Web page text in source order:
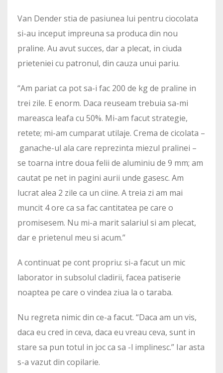
Van Dender stia de pasiunea lui pentru ciocolata
si-au inceput impreuna sa produca din nou
praline. Au avut succes, dar a plecat, in ciuda
prieteniei cu patronul, din cauza unui pariu.
“Am pariat ca pot sa-i fac 200 de kg de praline in
trei zile. E enorm. Daca reuseam trebuia sa-mi
mareasca leafa cu 50%. Mi-am facut strategie,
retete; mi-am cumparat utilaje. Crema de cicolata –
ganache-ul ala care reprezinta miezul pralinei –
se toarna intre doua felii de aluminiu de 9 mm; am
cautat pe net in pagini aurii unde gasesc. Am
lucrat alea 2 zile ca un ciine. A treia zi am mai
muncit 4 ore ca sa fac cantitatea pe care o
promisesem. Nu mi-a marit salariul si am plecat,
dar e prietenul meu si acum.”
A continuat pe cont propriu: si-a facut un mic
laborator in subsolul cladirii, facea patiserie
noaptea pe care o vindea ziua la o taraba.
Nu regreta nimic din ce-a facut. “Daca am un vis,
daca eu cred in ceva, daca eu vreau ceva, sunt in
stare sa pun totul in joc ca sa -l implinesc.” Iar asta
s-a vazut din copilarie.